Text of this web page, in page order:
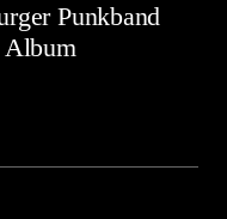
Punkband
Album